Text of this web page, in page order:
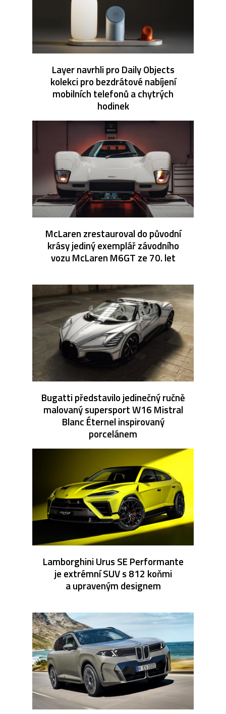
Layer navrhli pro Daily Objects
kolekci pro bezdrátové nabíjení
mobilních telefonů a chytrých
hodinek
McLaren zrestauroval do původní
krásy jediný exemplář závodního
vozu McLaren M6GT ze 70. let
Bugatti představilo jedinečný ručně
malovaný supersport W16 Mistral
Blanc Éternel inspirovaný
porcelánem
Lamborghini Urus SE Performante
je extrémní SUV s 812 koňmi
a upraveným designem